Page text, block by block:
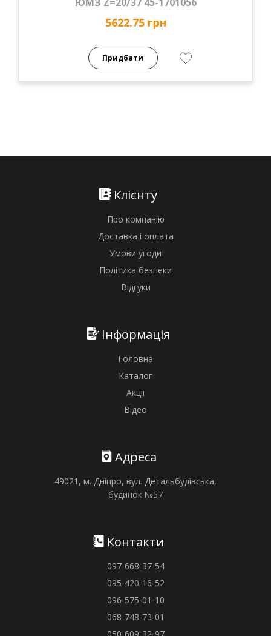
5622.75 грн
Придбати
Клієнту
Про компанію
Доставка і оплата
Умови угоди
Політика безпеки
Відгуки
Інформація
Головна
Каталог
Акції
Відео
Адреса
49021, м. Дніпро, вул. Детальбудівська,
будинок №57
Контакти
097-668-37-54
095-420-16-52
096-575-01-10
068-748-73-01